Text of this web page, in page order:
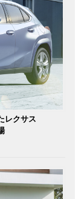
レクサス